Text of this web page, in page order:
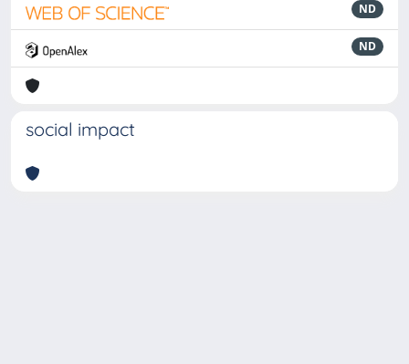
ND
ND
social impact